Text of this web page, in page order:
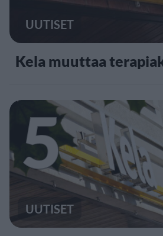
UUTISET
Kela muuttaa
5
UUTISET